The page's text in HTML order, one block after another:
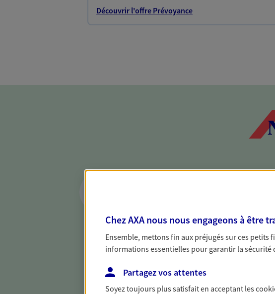
Découvrir l'offre Prévoyance
Parce qu'avant de définir une stratégie, il est
d'établir un bon diagnostic, nous vous
dresser un bilan complet de votre situation.
solide pour vous formuler des conseils
Chez AXA nous nous engageons à être
Ensemble, mettons fin aux préjugés sur ces petits
informations essentielles pour garantir la sécurité
Partagez vos attentes
Soyez toujours plus satisfait en acceptant les